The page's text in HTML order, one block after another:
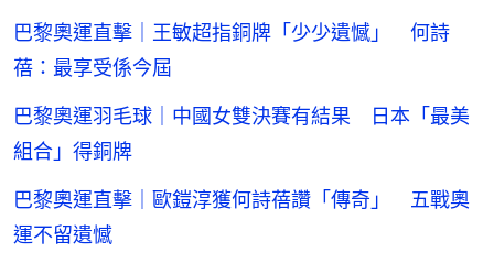
巴黎奧運直擊｜王敏超指銅牌「少少遺憾」 何詩
蓓：最享受係今屆
巴黎奧運羽毛球｜中國女雙決賽有結果 日本「最美
組合」得銅牌
巴黎奧運直擊｜歐鎧淳獲何詩蓓讚「傳奇」 五戰奧
運不留遺憾